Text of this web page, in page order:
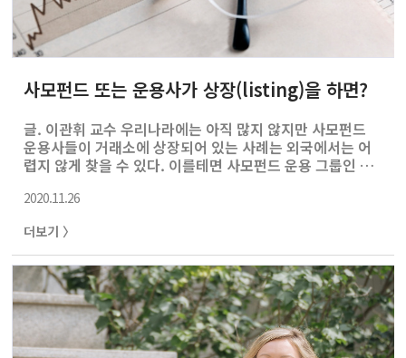
사모펀드 또는 운용사가 상장(listing)을 하면?
글. 이관휘 교수 우리나라에는 아직 많지 않지만 사모펀드
운용사들이 거래소에 상장되어 있는 사례는 외국에서는 어
렵지 않게 찾을 수 있다. 이를테면 사모펀드 운용 그룹인 블
(Och-Ziff) 등은 이미 뉴욕증시에 상장되어 있다. 이들 주
과분배에 간접적으로 참여할 수 있게 된다. 이를테면 금에
투자하고 싶을 때 금을 사는 대신 금광을 캐는 기업의 주식
을 사는 것과 같은 이치다. 상장된 사모펀드 운용사에 투자
하는 것은 사모펀드에 직접 투자하는 것과 다른 장점이 있
다. 우선 사모펀드 투자 장벽을 회피해 소액투자가 가능하
다. 사모펀드는 투자 진입 장벽이 일반 주식투자에 비해 높
아 이에 투자..
2020.11.26
더보기 〉